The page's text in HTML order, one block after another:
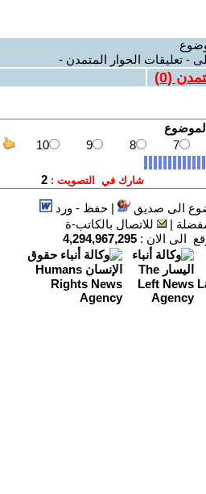
- تعليقات الحوار المتمدن -
(
0
)
الى صديق |حفظ - ورد
|
للاتصال بالكاتب-ة
الى الان : 4,294,967,295